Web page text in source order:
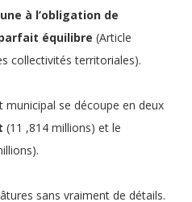
à l’obligation de
équilibre (Article
collectivités territoriales).
se découpe en deux
(11 ,814 millions) et le
sans vraiment de détails.